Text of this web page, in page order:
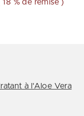
18 % de remise )
à l'Aloe Vera